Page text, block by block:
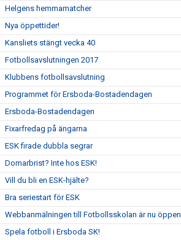
Helgens hemmamatcher
Nya öppettider!
Kansliets stängt vecka 40
Fotbollsavslutningen 2017
Klubbens fotbollsavslutning
Programmet för Ersboda-Bostadendagen
Ersboda-Bostadendagen
Fixarfredag på ängarna
ESK firade dubbla segrar
Domarbrist? Inte hos ESK!
Vill du bli en ESK-hjälte?
Bra seriestart för ESK
Webbanmälningen till Fotbollsskolan är nu öppen
Spela fotboll i Ersboda SK!